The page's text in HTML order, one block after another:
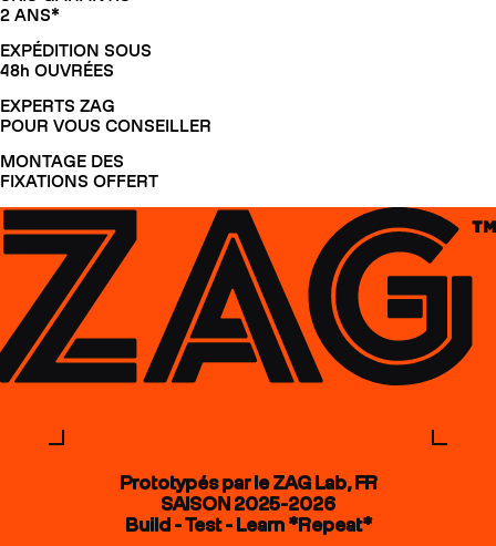
2 ANS*
EXPÉDITION SOUS
48h OUVRÉES
EXPERTS ZAG
POUR VOUS CONSEILLER
MONTAGE DES
FIXATIONS OFFERT
Prototypés par le ZAG Lab, FR
SAISON 2025-2026
Build - Test - Learn *Repeat*